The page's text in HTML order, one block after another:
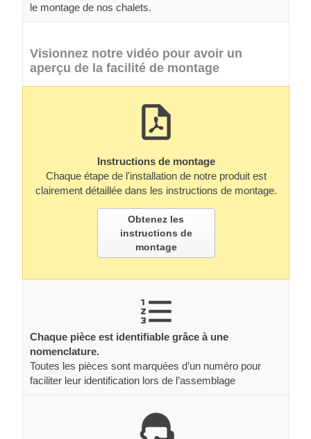
le montage de nos chalets.
Visionnez notre vidéo pour avoir un
aperçu de la facilité de montage
Instructions de montage
Chaque étape de l'installation de notre produit est
clairement détaillée dans les instructions de montage.
Obtenez les
instructions de
montage
Chaque pièce est identifiable grâce à une
nomenclature.
Toutes les pièces sont marquées d’un numéro pour
faciliter leur identification lors de l’assemblage